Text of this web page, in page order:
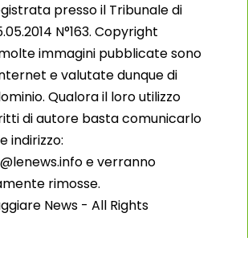
presso il Tribunale di
N°163. Copyright
immagini pubblicate sono
e valutate dunque di
Qualora il loro utilizzo
di autore basta comunicarlo
indirizzo:
e verranno
rimosse.
News - All Rights